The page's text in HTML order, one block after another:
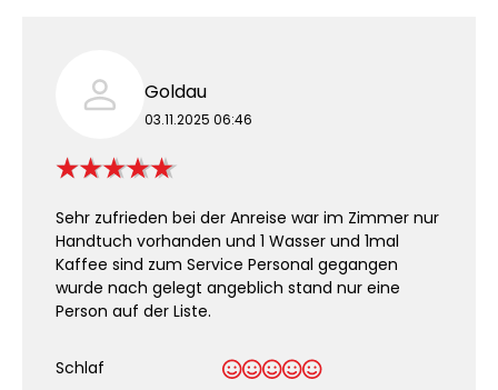
Goldau
03.11.2025 06:46
Sehr zufrieden bei der Anreise war im Zimmer nur
Handtuch vorhanden und 1 Wasser und 1mal
Kaffee sind zum Service Personal gegangen
wurde nach gelegt angeblich stand nur eine
Person auf der Liste.
Schlaf